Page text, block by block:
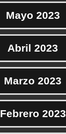
Mayo 2023
Abril 2023
Marzo 2023
Febrero 2023